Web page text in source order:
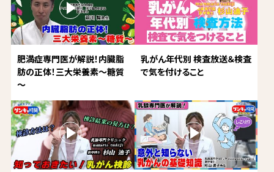
肥満症専門医が解説！内臓脂
肪の正体！三大栄養素～糖質
～
乳がん年代別 検査放送＆検査
で気を付けること